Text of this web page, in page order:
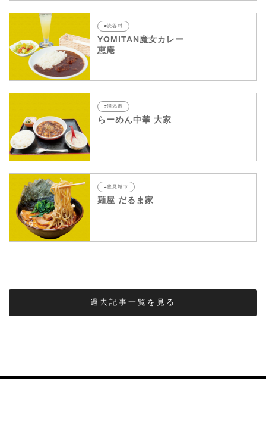
#読谷村
YOMITAN魔女カレー
恵庵
#浦添市
らーめん中華 大家
#豊見城市
麺屋 だるま家
過去記事一覧を見る